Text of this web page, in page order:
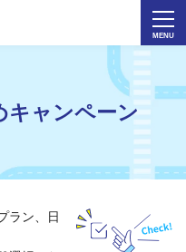
キャンペーン
ラン、日